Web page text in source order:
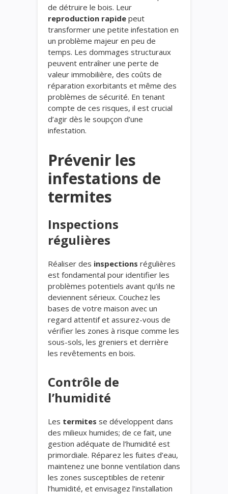
de détruire le bois. Leur
reproduction rapide peut
transformer une petite infestation en
un problème majeur en peu de
temps. Les dommages structuraux
peuvent entraîner une perte de
valeur immobilière, des coûts de
réparation exorbitants et même des
problèmes de sécurité. En tenant
compte de ces risques, il est crucial
d’agir dès le soupçon d’une
infestation.
Prévenir les
infestations de
termites
Inspections
régulières
Réaliser des inspections régulières
est fondamental pour identifier les
problèmes potentiels avant qu’ils ne
deviennent sérieux. Couchez les
bases de votre maison avec un
regard attentif et assurez-vous de
vérifier les zones à risque comme les
sous-sols, les greniers et derrière
les revêtements en bois.
Contrôle de
l’humidité
Les termites se développent dans
des milieux humides; de ce fait, une
gestion adéquate de l’humidité est
primordiale. Réparez les fuites d’eau,
maintenez une bonne ventilation dans
les zones susceptibles de retenir
l’humidité, et envisagez l’installation